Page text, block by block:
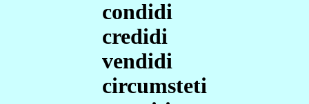
condidi
credidi
vendidi
circumsteti